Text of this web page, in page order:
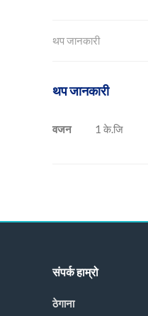
थप जानकारी
थप जानकारी
वजन 1 के.जि
संपर्क हाम्रो
ठेगाना